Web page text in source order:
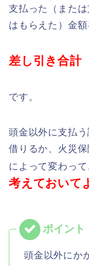
支払った（また
はもらえた）金額
差し引き合
です。
頭金以外に支払
借りるか、火災
によって変わって
考えておいて
頭金以外にか